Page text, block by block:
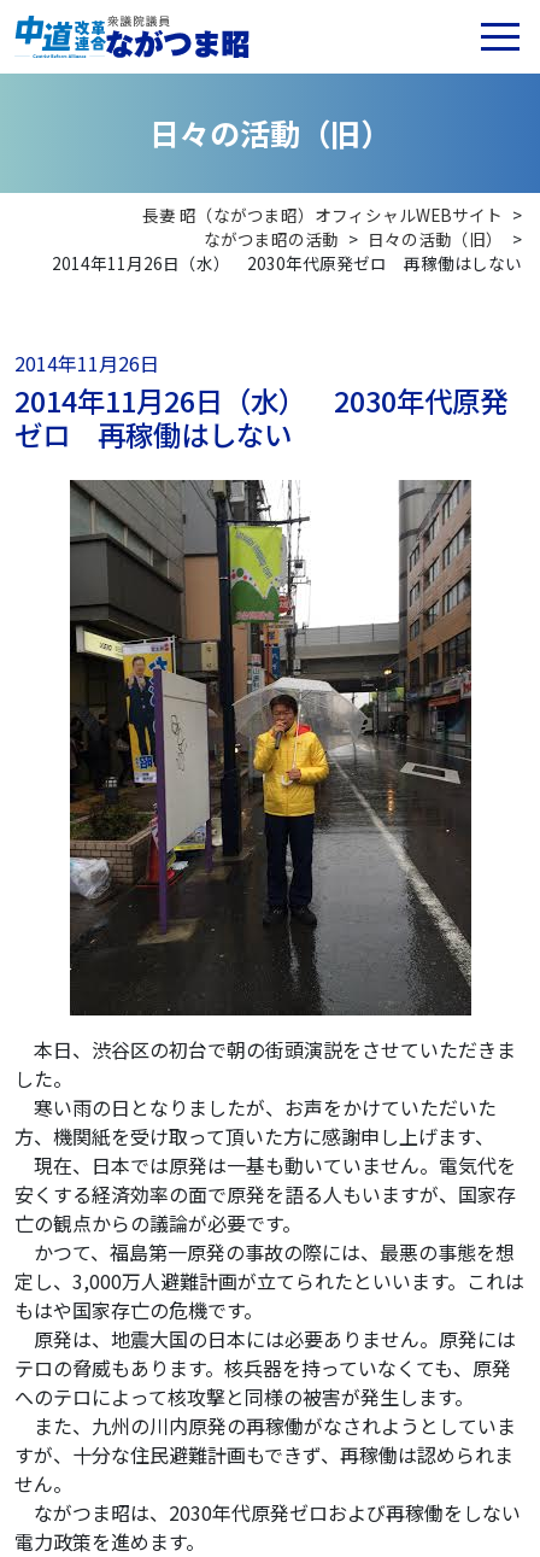
日々の活動 （旧）
長妻 昭（ながつま昭）オフィシャルWEBサイト >
ながつま昭の活動 > 日々の活動（旧）
>
2014年11月26日（水） 2030年代原発ゼロ 再稼働はしない
2014年11月26日
2014年11月26日（水） 2030年代原発
ゼロ 再稼働はしない
本日、渋谷区の初台で朝の街頭演説をさせていただきま
した。
寒い雨の日となりましたが、お声をかけていただいた
方、機関紙を受け取って頂いた方に感謝申し上げます、
現在、日本では原発は一基も動いていません。電気代を
安くする経済効率の面で原発を語る人もいますが、国家存
亡の観点からの議論が必要です。
かつて、福島第一原発の事故の際には、最悪の事態を想
定し、3,000万人避難計画が立てられたといいます。これは
もはや国家存亡の危機です。
原発は、地震大国の日本には必要ありません。原発には
テロの脅威もあります。核兵器を持っていなくても、原発
へのテロによって核攻撃と同様の被害が発生します。
また、九州の川内原発の再稼働がなされようとしていま
すが、十分な住民避難計画もできず、再稼働は認められま
せん。
ながつま昭は、2030年代原発ゼロおよび再稼働をしない
電力政策を進めます。